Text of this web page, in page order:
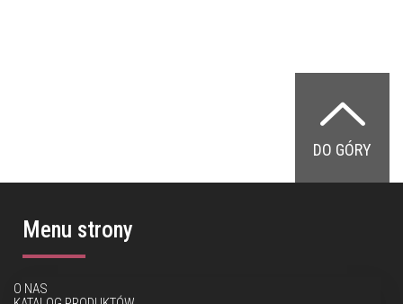
DO GÓRY
Menu strony
O NAS